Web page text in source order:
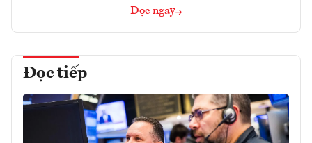
Đọc ngay
Đọc tiếp